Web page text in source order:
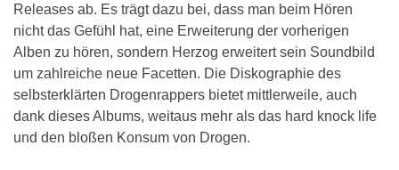
Releases ab. Es trägt dazu bei, dass man beim Hören
nicht das Gefühl hat, eine Erweiterung der vorherigen
Alben zu hören, sondern Herzog erweitert sein Soundbild
um zahlreiche neue Facetten. Die Diskographie des
selbsterklärten Drogenrappers bietet mittlerweile, auch
dank dieses Albums, weitaus mehr als das hard knock life
und den bloßen Konsum von Drogen.